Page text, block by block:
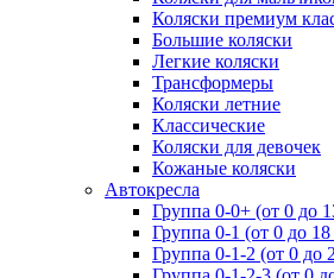
Коляски премиум
Большие коляски
Легкие коляски
Трансформеры
Коляски летние
Классические
Коляски для девочек
Кожаные коляски
Автокресла
Группа 0-0+ (от 0 до
Группа 0-1 (от 0 до 18
Группа 0-1-2 (от 0 до